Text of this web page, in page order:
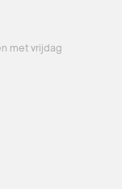
met vrijdag